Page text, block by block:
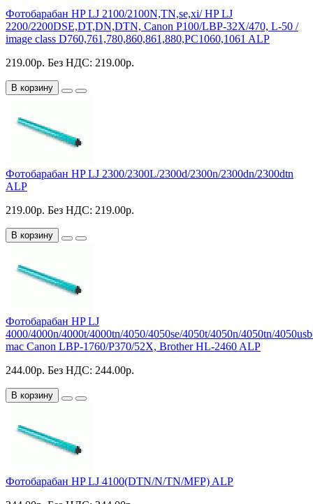
Фотобарабан HP LJ 2100/2100N,TN,se,xi/ HP LJ
2200/2200DSE,DT,DN,DTN, Canon P100/LBP-32X/470, L-50 /
image class D760,761,780,860,861,880,PC1060,1061 ALP
219.00р. Без НДС: 219.00р.
В корзину
Фотобарабан HP LJ 2300/2300L/2300d/2300n/2300dn/2300dtn
ALP
219.00р. Без НДС: 219.00р.
В корзину
Фотобарабан HP LJ
4000/4000n/4000t/4000tn/4050/4050se/4050t/4050n/4050tn/
mac Canon LBP-1760/P370/52X, Brother HL-2460 ALP
244.00р. Без НДС: 244.00р.
В корзину
Фотобарабан HP LJ 4100(DTN/N/TN/MFP) ALP